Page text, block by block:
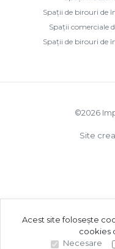
Spații de birouri de
Spații comerciale
Spații de birouri de
©2026
Site
Acest site folosește
cookies
Necesare